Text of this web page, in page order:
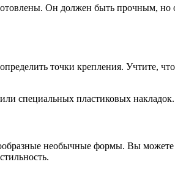
Он должен быть прочным,
точки крепления. Учтите,
специальных пластиковых
необычные формы. Вы можете